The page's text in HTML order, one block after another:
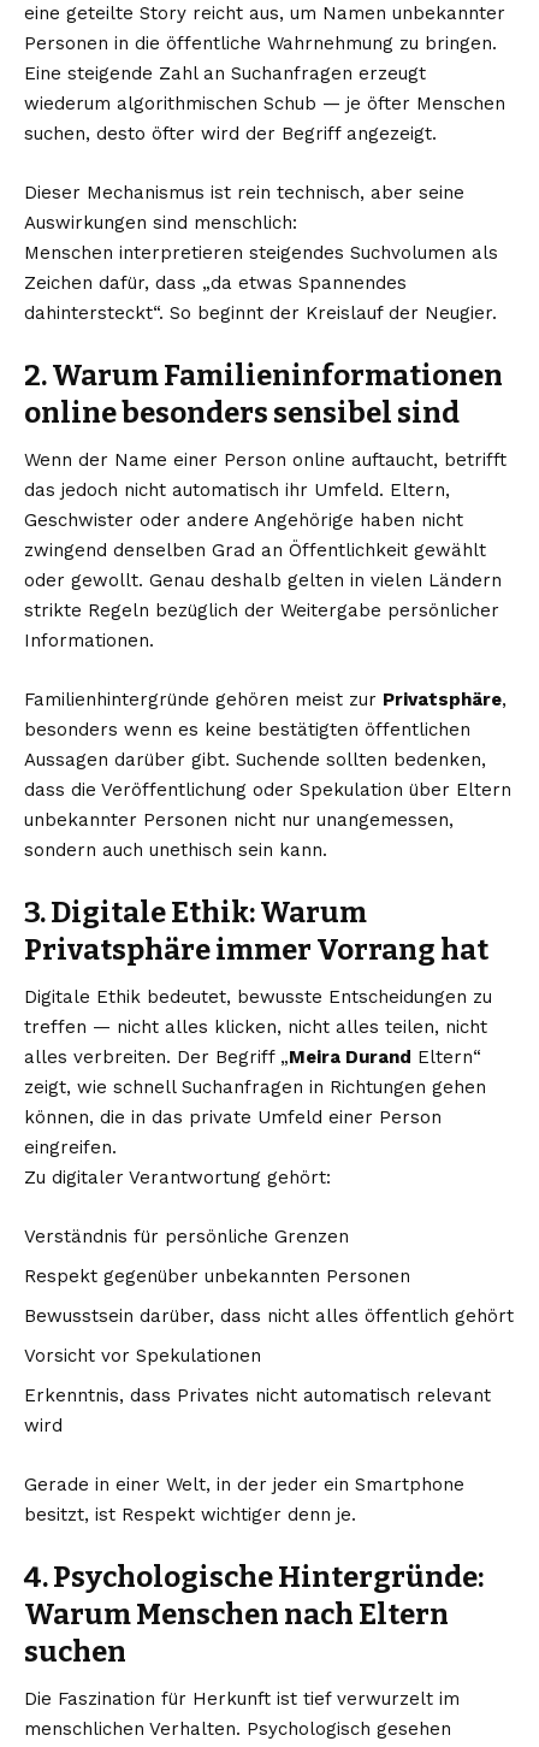
eine geteilte Story reicht aus, um Namen unbekannter
Personen in die öffentliche Wahrnehmung zu bringen.
Eine steigende Zahl an Suchanfragen erzeugt
wiederum algorithmischen Schub — je öfter Menschen
suchen, desto öfter wird der Begriff angezeigt.
Dieser Mechanismus ist rein technisch, aber seine
Auswirkungen sind menschlich:
Menschen interpretieren steigendes Suchvolumen als
Zeichen dafür, dass „da etwas Spannendes
dahintersteckt“. So beginnt der Kreislauf der Neugier.
2. Warum Familieninformationen
online besonders sensibel sind
Wenn der Name einer Person online auftaucht, betrifft
das jedoch nicht automatisch ihr Umfeld. Eltern,
Geschwister oder andere Angehörige haben nicht
zwingend denselben Grad an Öffentlichkeit gewählt
oder gewollt. Genau deshalb gelten in vielen Ländern
strikte Regeln bezüglich der Weitergabe persönlicher
Informationen.
Familienhintergründe gehören meist zur Privatsphäre,
besonders wenn es keine bestätigten öffentlichen
Aussagen darüber gibt. Suchende sollten bedenken,
dass die Veröffentlichung oder Spekulation über Eltern
unbekannter Personen nicht nur unangemessen,
sondern auch unethisch sein kann.
3. Digitale Ethik: Warum
Privatsphäre immer Vorrang hat
Digitale Ethik bedeutet, bewusste Entscheidungen zu
treffen — nicht alles klicken, nicht alles teilen, nicht
alles verbreiten. Der Begriff „Meira Durand Eltern“
zeigt, wie schnell Suchanfragen in Richtungen gehen
können, die in das private Umfeld einer Person
eingreifen.
Zu digitaler Verantwortung gehört:
Verständnis für persönliche Grenzen
Respekt gegenüber unbekannten Personen
Bewusstsein darüber, dass nicht alles öffentlich gehört
Vorsicht vor Spekulationen
Erkenntnis, dass Privates nicht automatisch relevant
wird
Gerade in einer Welt, in der jeder ein Smartphone
besitzt, ist Respekt wichtiger denn je.
4. Psychologische Hintergründe:
Warum Menschen nach Eltern
suchen
Die Faszination für Herkunft ist tief verwurzelt im
menschlichen Verhalten. Psychologisch gesehen